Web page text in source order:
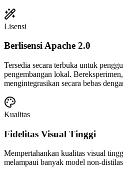
Lisensi
Berlisensi Apache 2.0
Tersedia secara terbuka untuk
pengembangan lokal.
mengintegrasikan secara bebas
Kualitas
Fidelitas Visual Tinggi
Mempertahankan kualitas visual
melampaui banyak model non-